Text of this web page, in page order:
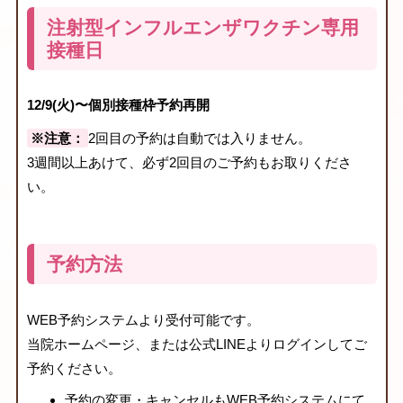
注射型インフルエンザワクチン専用
接種日
12/9(火)〜個別接種枠予約再開
※注意：
2回目の予約は自動では入りません。
3週間以上あけて、必ず2回目のご予約もお取りくださ
い。
予約方法
WEB予約システムより受付可能です。
当院ホームページ、または公式LINEよりログインしてご
予約ください。
予約の変更・キャンセルもWEB予約システムにて